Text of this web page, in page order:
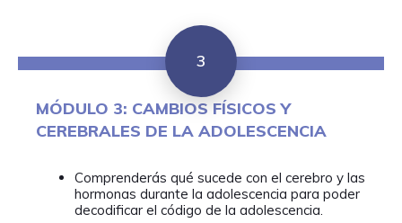
3
MÓDULO 3: CAMBIOS FÍSICOS Y
CEREBRALES DE LA ADOLESCENCIA
Comprenderás qué sucede con el cerebro y las
hormonas durante la adolescencia para poder
decodificar el código de la adolescencia.